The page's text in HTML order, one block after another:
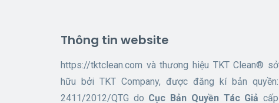
Thông tin website
https://tktclean.com và thương hiệu TKT Clean® sở
hữu bởi TKT Company, được đăng kí bản quyền:
2411/2012/QTG do Cục Bản Quyền Tác Giả cấp